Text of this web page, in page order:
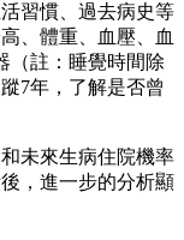
習慣、過去病史等
、體重、血壓、血
（註：睡覺時間除
7年，了解是否曾
未來生病住院機率
，進一步的分析顯